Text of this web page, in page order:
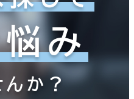
み
んか？